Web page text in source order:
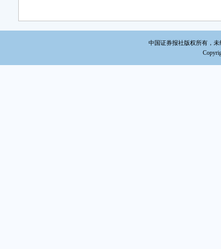
中国证券报社版权所有，未